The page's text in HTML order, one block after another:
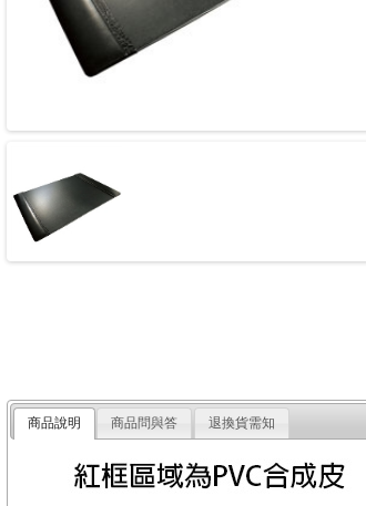
商品說明 商品問與答 退換貨需知